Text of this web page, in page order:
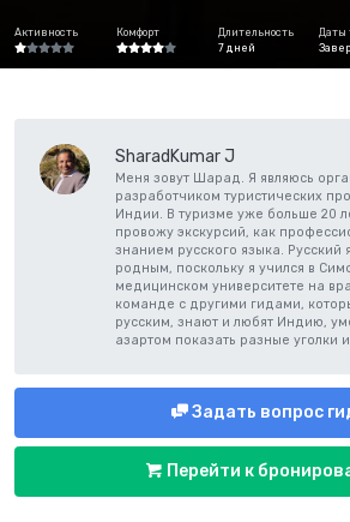
Активность Комфорт
Длительность
7 дней
Даты
SharadKumar J
Меня зовут Шарад. Я являюсь
разработчиком туристических
Индии. В туризме уже больше 20
провожу экскурсий, как
знанием русского языка. Русский
родным, поскольку я учился в
медицинском университете на
команде с другими гидами,
русским, знают и любят Индию,
азартом показать разные уголки
Задать вопрос
Перейти к